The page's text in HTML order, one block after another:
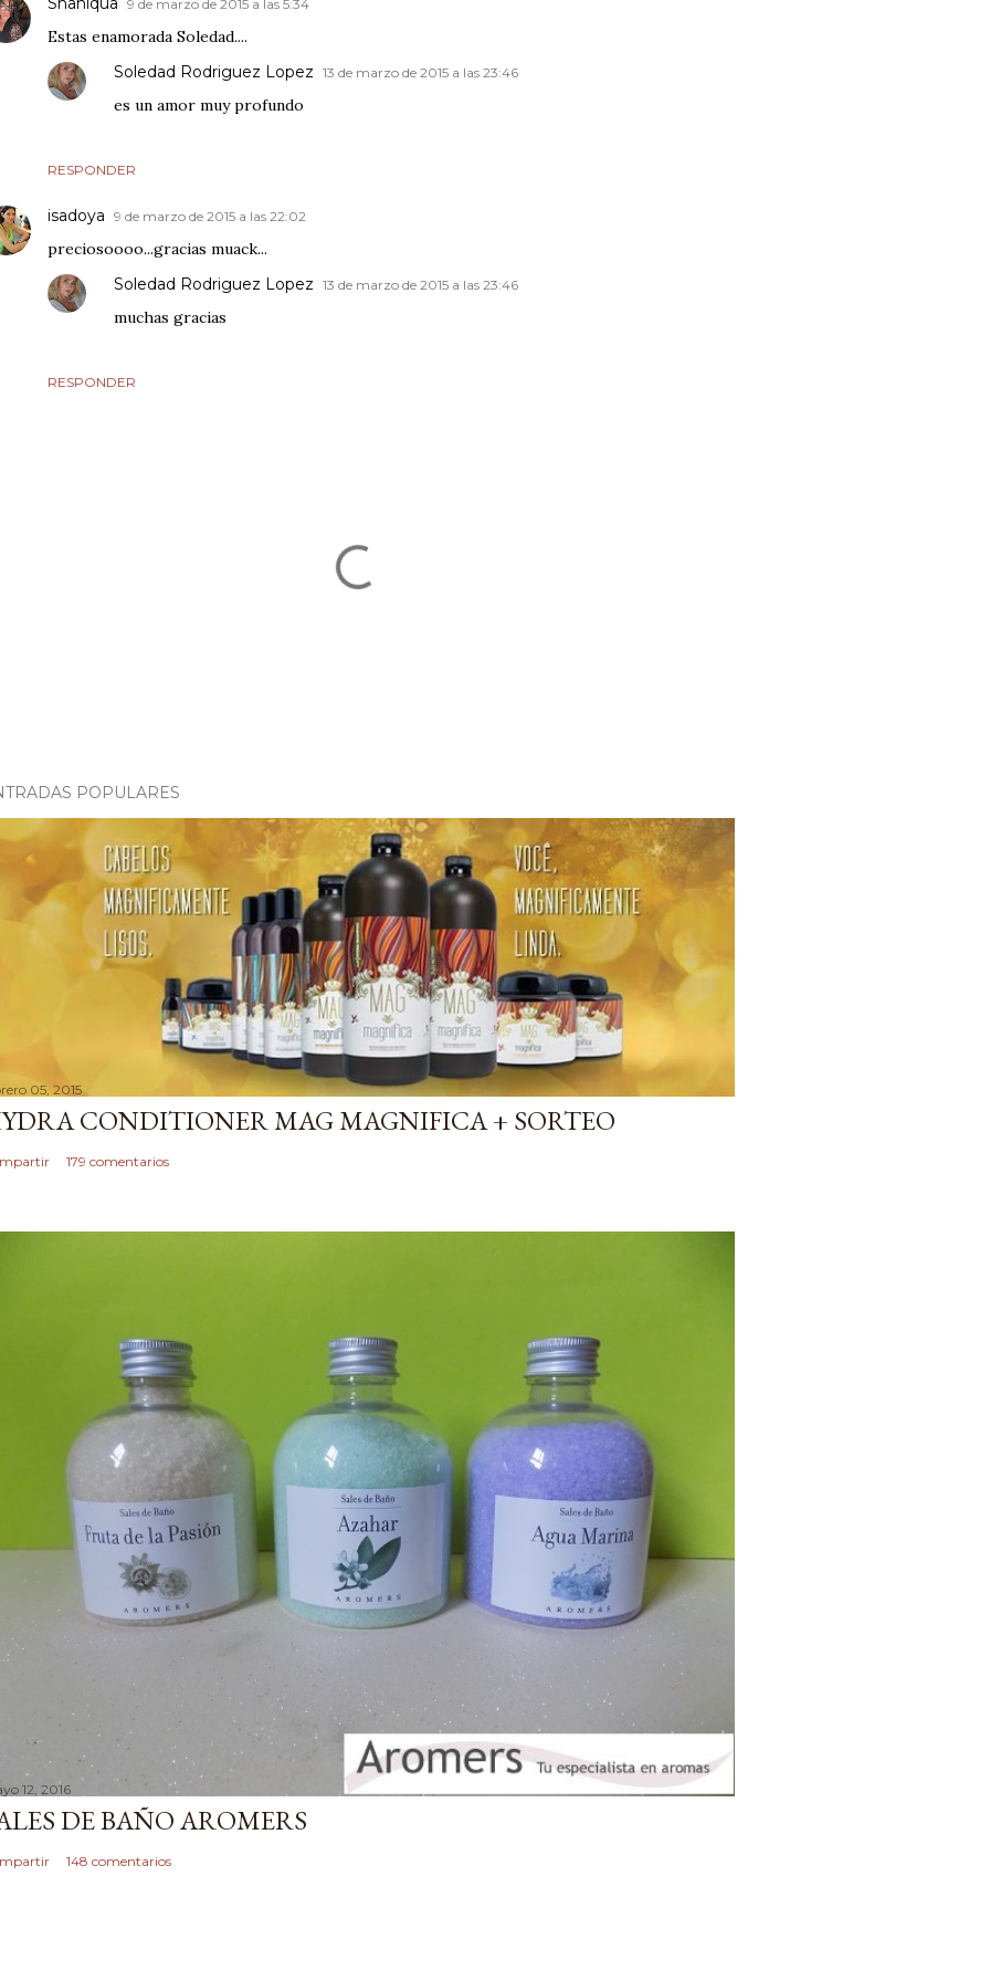
9 de marzo de 2015 a las 5:34
Estas enamorada Soledad....
RESPONDER
Soledad Rodriguez Lopez 13 de marzo de 2015 a las 23:46
es un amor muy profundo
isadoya 9 de marzo de 2015 a las 22:02
preciosoooo...gracias muack...
RESPONDER
Soledad Rodriguez Lopez 13 de marzo de 2015 a las 23:46
muchas gracias
POPULARES
05, 2015
CONDITIONER MAG MAGNIFICA + SORTEO
179 comentarios
12, 2016
DE BAÑO AROMERS
148 comentarios